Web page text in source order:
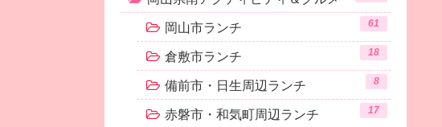
岡山市ランチ 61
倉敷市ランチ 18
備前市・日生周辺ランチ 8
赤磐市・和気町周辺ランチ 17